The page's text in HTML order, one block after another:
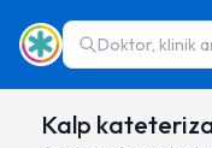
Doktor, klinik
Kalp